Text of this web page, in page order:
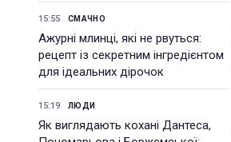
15:55 СМАЧНО
Ажурні млинці, які не рвуться:
рецепт із секретним інгредієнтом
для ідеальних дірочок
15:19 ЛЮДИ
Як виглядають кохані Дантеса,